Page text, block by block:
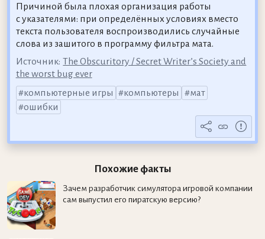
Причиной была плохая организация работы
с указателями: при определённых условиях вместо
текста пользователя воспроизводились случайные
слова из зашитого в программу фильтра мата.
Источник: The Obscuritory / Secret Writer’s Society and
the worst bug ever
компьютерные игры
компьютеры
мат
ошибки
Похожие факты
Зачем разработчик симулятора игровой компании
сам выпустил его пиратскую версию?